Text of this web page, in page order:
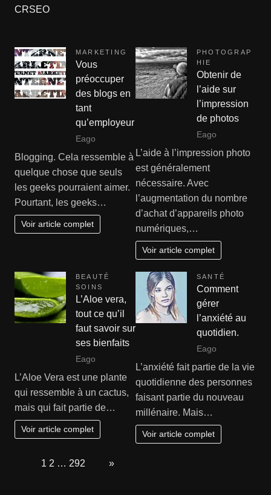
CRSEO
MARKETING
Vous
préoccuper
des blogs en
tant
qu’employeur
Eago
Blogging. Cela ressemble à
quelque chose que seuls
les geeks pourraient aimer.
Pourtant, les geeks…
Voir article complet
PHOTOGRAP
HIE
Obtenir de
l’aide sur
l’impression
de photos
Eago
L’aide à l’impression photo
est généralement
nécessaire. Avec
l’augmentation du nombre
d’achat d’appareils photo
numériques,…
Voir article complet
BEAUTÉ
SOINS
L’Aloe vera,
tout ce qu’il
faut savoir sur
ses bienfaits
Eago
L’Aloe Vera est une plante
qui ressemble à un cactus,
mais qui fait partie de…
Voir article complet
SANTÉ
Comment
gérer
l’anxiété au
quotidien.
Eago
L’anxiété fait partie de la vie
quotidienne des personnes
faisant partie du nouveau
millénaire. Mais…
Voir article complet
1 2 … 292 »